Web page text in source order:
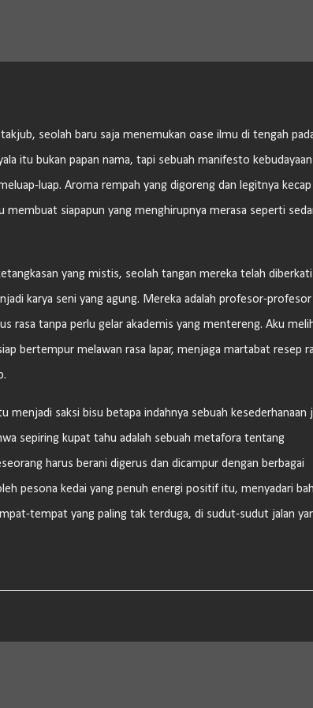
seolah baru saja menemukan oase ilmu di tengah
itu bukan papan nama, tapi sebuah manifesto
luap. Aroma rempah yang digoreng dan legitnya kecap
siapapun yang menghirupnya merasa seperti
yang mistis, seolah tangan mereka telah
karya seni yang agung. Mereka adalah profesor-profesor
rasa tanpa perlu gelar akademis yang mentereng. Aku
bertempur melawan rasa lapar, menjaga martabat resep
menjadi saksi bisu betapa indahnya sebuah kesederhanaan
sepiring kupat tahu adalah sebuah metafora tentang
harus berani digerus dan dicampur dengan berbagai
pesona kedai yang penuh energi positif itu, menyadari
tempat yang paling tak terduga, di sudut-sudut jalan